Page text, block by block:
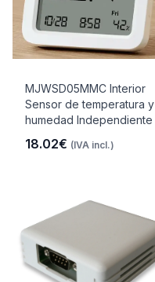
MJWSD05MMC Interior
Sensor de temperatura y
humedad Independiente
18.02€ (IVA incl.)